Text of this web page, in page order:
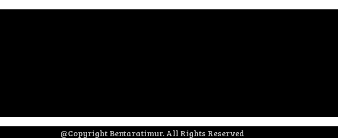
@Copyright Bentaratimur. All Rights Reserved